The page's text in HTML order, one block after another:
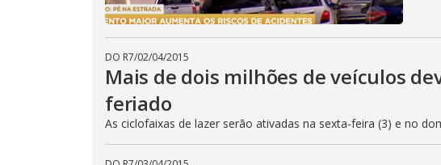
DO R7/02/04/2015
Mais de dois milhões de veículos
feriado
As ciclofaixas de lazer serão ativadas na sexta-feira (3) e no